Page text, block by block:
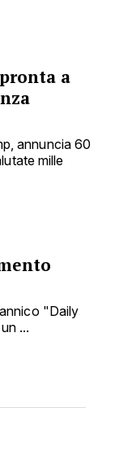
a
annuncia 60
mille
"Daily
...